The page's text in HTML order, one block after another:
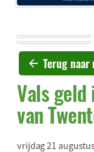
Terug naar
Vals
van
vrijdag 21